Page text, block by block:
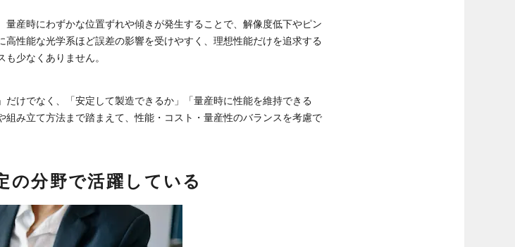
産時にわずかな位置ずれや傾きが発生することで、解像度低下やピン
高性能な光学系ほど誤差の影響を受けやすく、理想性能だけを追求する
少なくありません。
けでなく、「安定して製造できるか」「量産時に性能を維持できる
み立て方法まで踏まえて、性能・コスト・量産性のバランスを考慮で
の分野で活躍している